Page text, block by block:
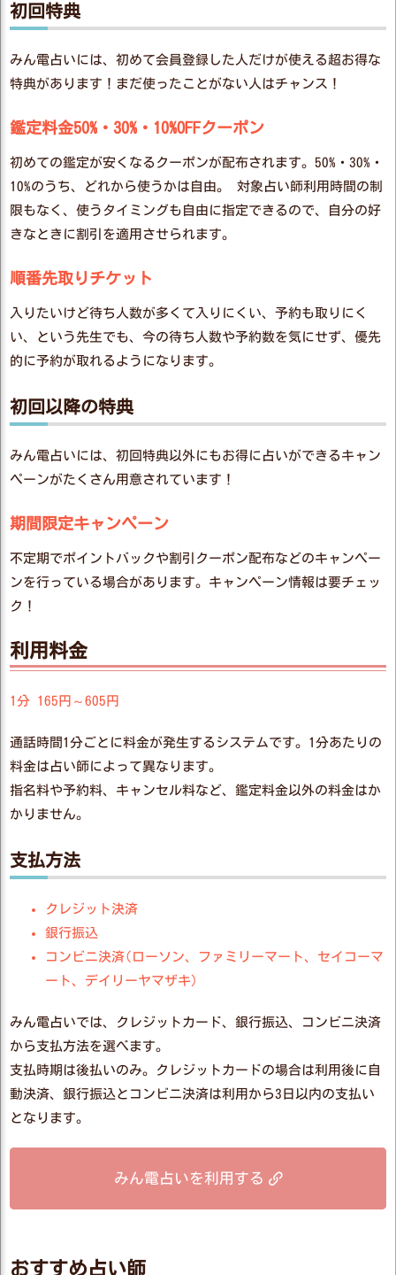
初回特典
みん電占いには、初めて会員登録した人だけが使える超お得な
特典があります！まだ使ったことがない人はチャンス！
鑑定料金50%・30%・10%OFFクーポン
初めての鑑定が安くなるクーポンが配布されます。50%・30%・
10%のうち、どれから使うかは自由。 対象占い師利用時間の制
限もなく、使うタイミングも自由に指定できるので、自分の好
きなときに割引を適用させられます。
順番先取りチケット
入りたいけど待ち人数が多くて入りにくい、予約も取りにく
い、という先生でも、今の待ち人数や予約数を気にせず、優先
的に予約が取れるようになります。
初回以降の特典
みん電占いには、初回特典以外にもお得に占いができるキャン
ペーンがたくさん用意されています！
期間限定キャンペーン
不定期でポイントバックや割引クーポン配布などのキャンペー
ンを行っている場合があります。キャンペーン情報は要チェッ
ク！
利用料金
1分 165円～605円
通話時間1分ごとに料金が発生するシステムです。1分あたりの
料金は占い師によって異なります。
指名料や予約料、キャンセル料など、鑑定料金以外の料金はか
かりません。
支払方法
クレジット決済
銀行振込
コンビニ決済(ローソン、ファミリーマート、セイコーマ
ート、デイリーヤマザキ)
みん電占いでは、クレジットカード、銀行振込、コンビニ決済
から支払方法を選べます。
支払時期は後払いのみ。クレジットカードの場合は利用後に自
動決済、銀行振込とコンビニ決済は利用から3日以内の支払い
となります。
みん電占いを利用する
おすすめ占い師